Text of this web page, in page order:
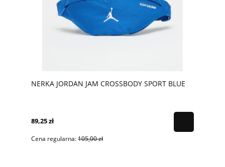
NERKA JORDAN JAM CROSSBODY SPORT BLUE
89,25 zł
Cena regularna:105,00 zł